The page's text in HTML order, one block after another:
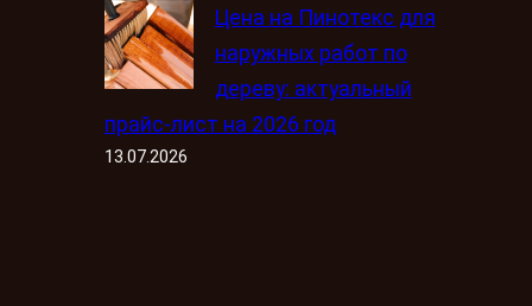
Цена на Пинотекс для
наружных работ по
дереву: актуальный
прайс-лист на 2026 год
13.07.2026